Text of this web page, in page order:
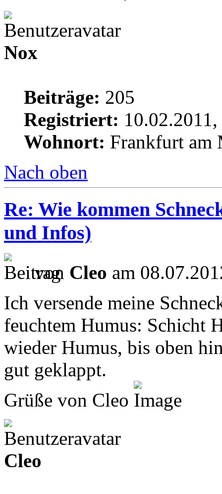
Nox
Beiträge: 205
Registriert:
Wohnort: Frankfurt am
Nach oben
Re: Wie kommen
und Infos)
von Cleo am
Ich versende meine
feuchtem Humus: Schicht
wieder Humus, bis oben
gut geklappt.
Grüße von Cleo
Cleo